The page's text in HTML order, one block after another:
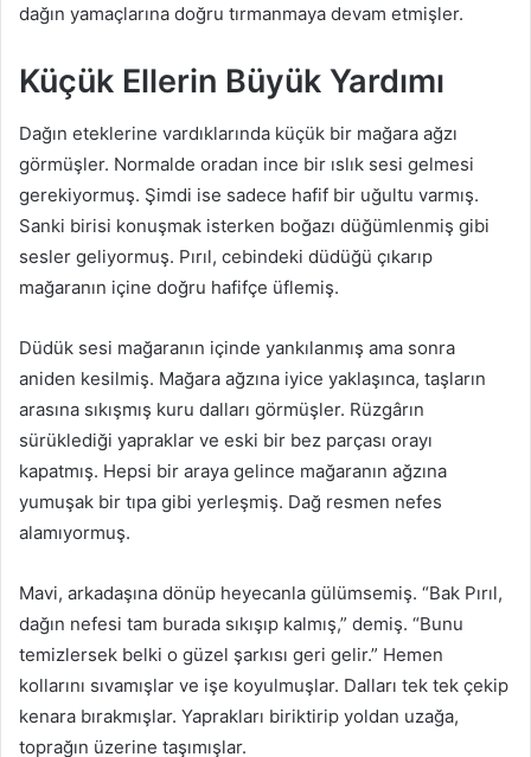
dağın yamaçlarına doğru tırmanmaya devam etmişler.
Küçük Ellerin Büyük Yardımı
Dağın eteklerine vardıklarında küçük bir mağara ağzı
görmüşler. Normalde oradan ince bir ıslık sesi gelmesi
gerekiyormuş. Şimdi ise sadece hafif bir uğultu varmış.
Sanki birisi konuşmak isterken boğazı düğümlenmiş gibi
sesler geliyormuş. Pırıl, cebindeki düdüğü çıkarıp
mağaranın içine doğru hafifçe üflemiş.
Düdük sesi mağaranın içinde yankılanmış ama sonra
aniden kesilmiş. Mağara ağzına iyice yaklaşınca, taşların
arasına sıkışmış kuru dalları görmüşler. Rüzgârın
sürüklediği yapraklar ve eski bir bez parçası orayı
kapatmış. Hepsi bir araya gelince mağaranın ağzına
yumuşak bir tıpa gibi yerleşmiş. Dağ resmen nefes
alamıyormuş.
Mavi, arkadaşına dönüp heyecanla gülümsemiş. “Bak Pırıl,
dağın nefesi tam burada sıkışıp kalmış,” demiş. “Bunu
temizlersek belki o güzel şarkısı geri gelir.” Hemen
kollarını sıvamışlar ve işe koyulmuşlar. Dalları tek tek çekip
kenara bırakmışlar. Yaprakları biriktirip yoldan uzağa,
toprağın üzerine taşımışlar.